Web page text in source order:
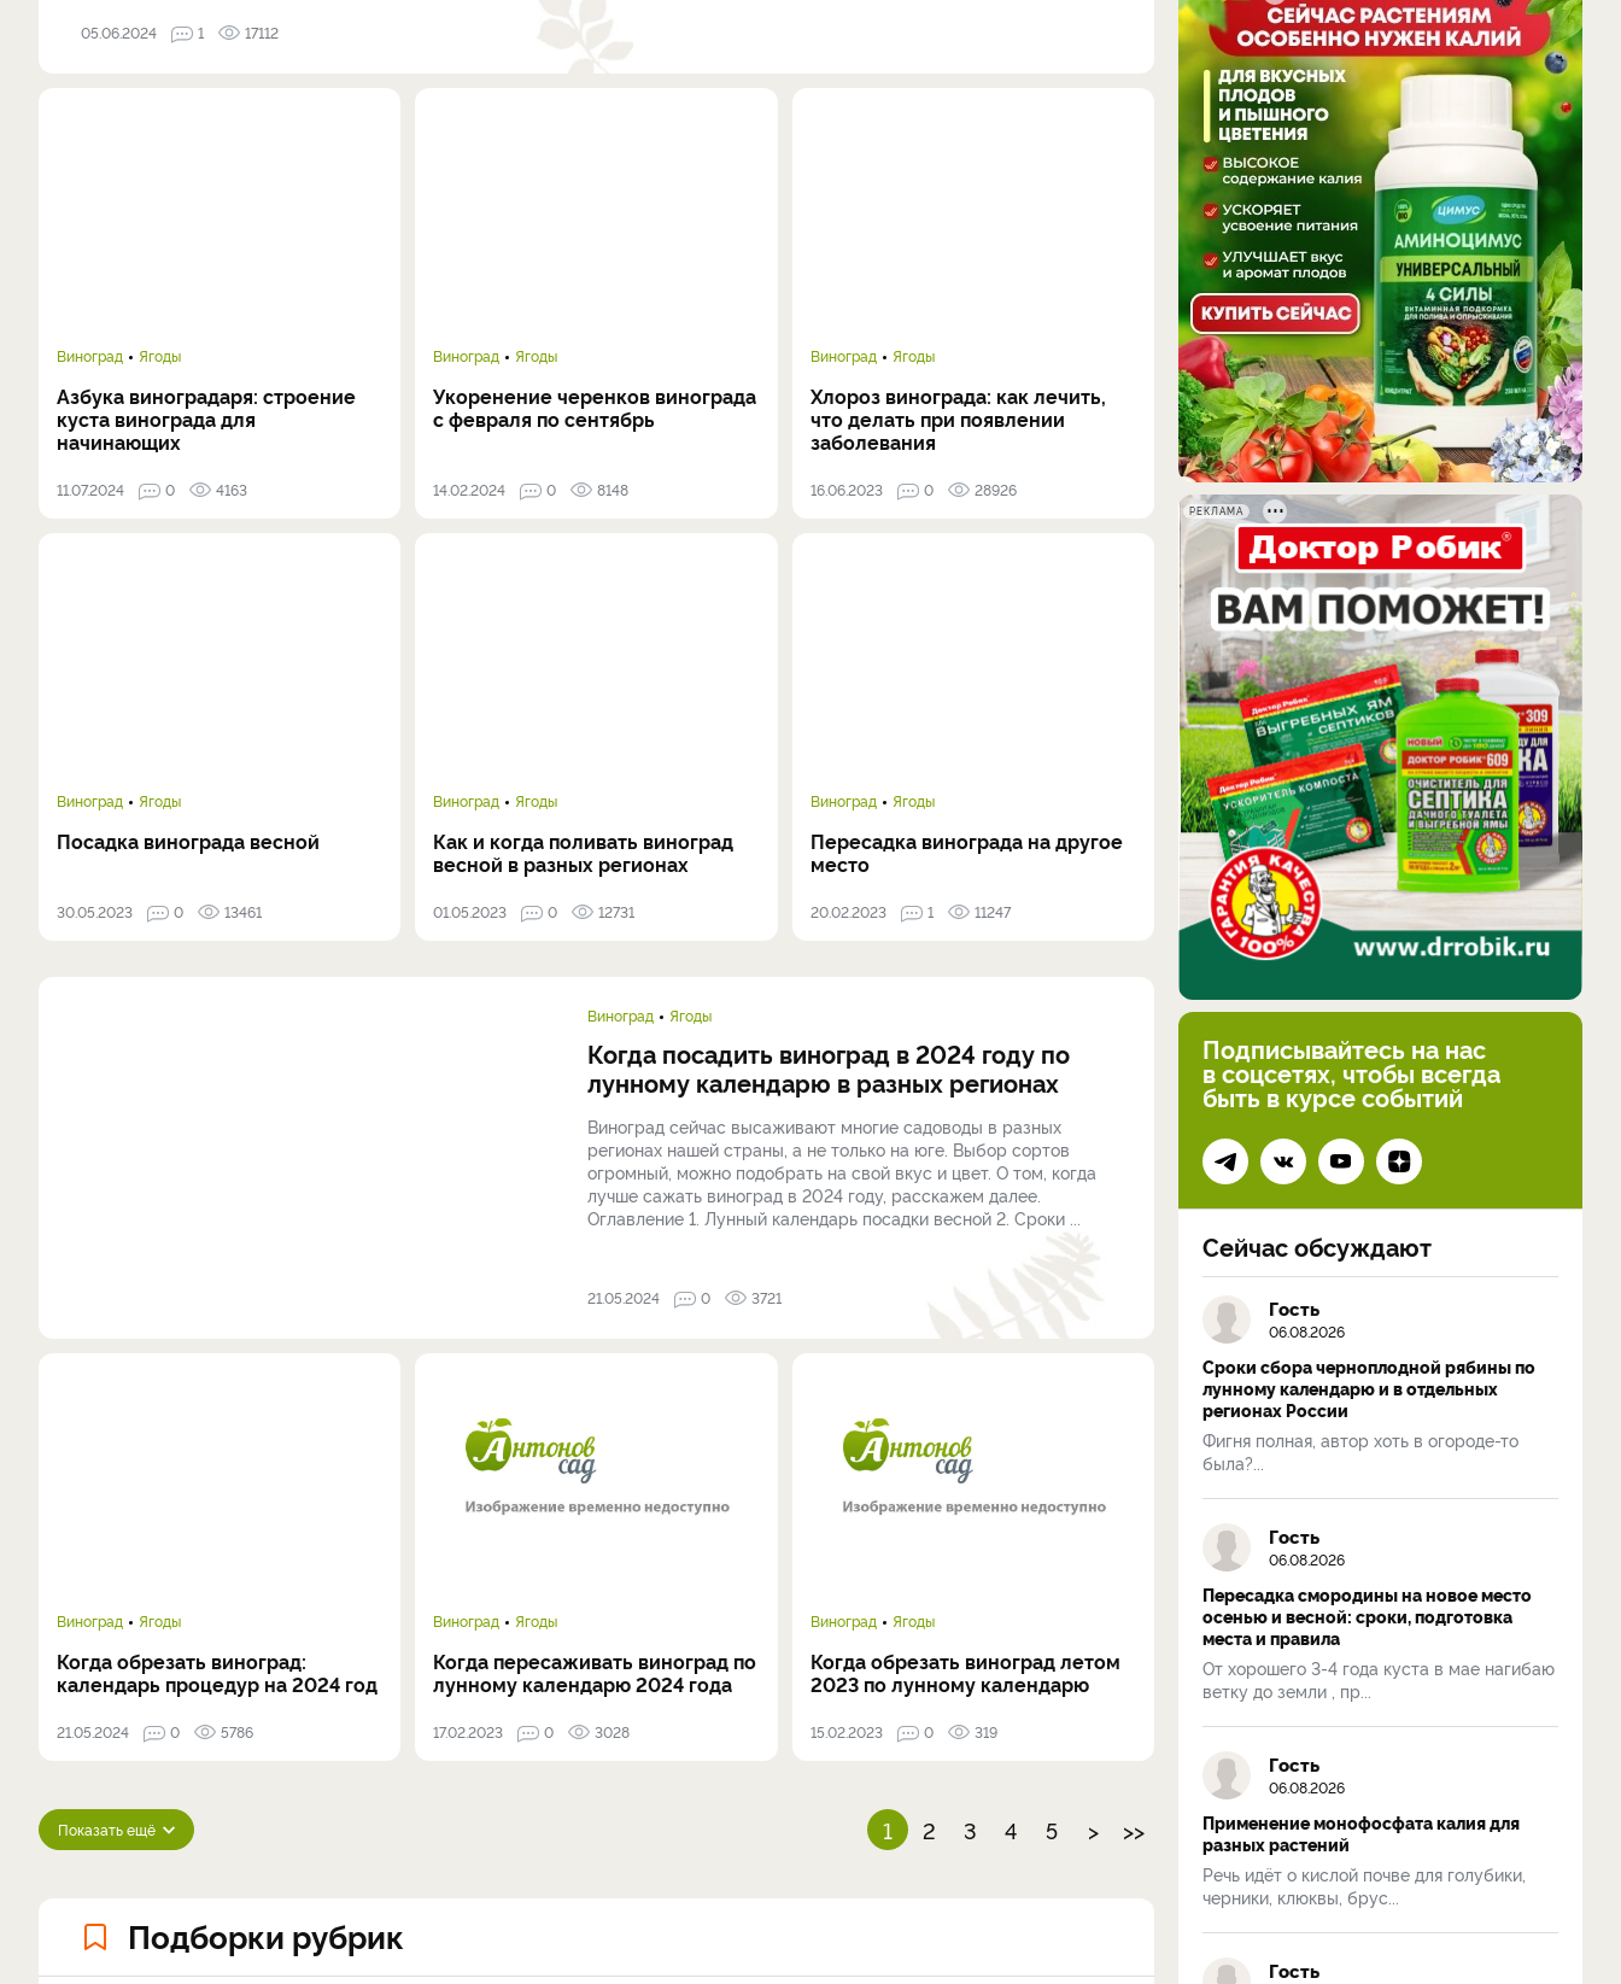
05.06.2024 1 17112
Виноград Ягоды
Азбука виноградаря: строение
куста винограда для
начинающих
11.07.2024 0 4163
Виноград Ягоды
Укоренение черенков винограда
с февраля по сентябрь
14.02.2024 0 8148
Виноград Ягоды
Хлороз винограда: как лечить,
что делать при появлении
заболевания
16.06.2023 0 28926
Виноград Ягоды
Посадка винограда весной
30.05.2023 0 13461
Виноград Ягоды
Как и когда поливать виноград
весной в разных регионах
01.05.2023 0 12731
Виноград Ягоды
Пересадка винограда на другое
место
20.02.2023 1 11247
Виноград Ягоды
Когда посадить виноград в 2024 году по
лунному календарю в разных регионах
Виноград сейчас высаживают многие садоводы в разных
регионах нашей страны, а не только на юге. Выбор сортов
огромный, можно подобрать на свой вкус и цвет. О том, когда
лучше сажать виноград в 2024 году, расскажем далее.
Оглавление 1. Лунный календарь посадки весной 2. Сроки ...
21.05.2024 0 3721
Виноград Ягоды
Когда обрезать виноград:
календарь процедур на 2024 год
21.05.2024 0 5786
Виноград Ягоды
Когда пересаживать виноград по
лунному календарю 2024 года
17.02.2023 0 3028
Виноград Ягоды
Когда обрезать виноград летом
2023 по лунному календарю
15.02.2023 0 319
Показать ещё 1 2 3 4 5 > >>
Подборки рубрик
РЕКЛАМА
Подписывайтесь на нас
в соцсетях, чтобы всегда
быть в курсе событий
Сейчас обсуждают
Гость
06.08.2026
Сроки сбора черноплодной рябины по
лунному календарю и в отдельных
регионах России
Фигня полная, автор хоть в огороде-то
была?...
Гость
06.08.2026
Пересадка смородины на новое место
осенью и весной: сроки, подготовка
места и правила
От хорошего 3-4 года куста в мае нагибаю
ветку до земли , пр...
Гость
06.08.2026
Применение монофосфата калия для
разных растений
Речь идёт о кислой почве для голубики,
черники, клюквы, брус...
Гость